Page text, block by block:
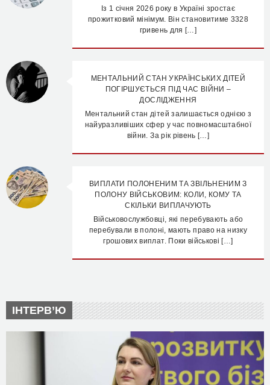
Із 1 січня 2026 року в Україні зростає
прожитковий мінімум. Він становитиме 3328
гривень для […]
МЕНТАЛЬНИЙ СТАН УКРАЇНСЬКИХ ДІТЕЙ
ПОГІРШУЄТЬСЯ ПІД ЧАС ВІЙНИ –
ДОСЛІДЖЕННЯ
Ментальний стан дітей залишається однією з
найуразливіших сфер у час повномасштабної
війни. За рік рівень […]
ВИПЛАТИ ПОЛОНЕНИМ ТА ЗВІЛЬНЕНИМ З
ПОЛОНУ ВІЙСЬКОВИМ: КОЛИ, КОМУ ТА
СКІЛЬКИ ВИПЛАЧУЮТЬ
Військовослужбовці, які перебувають або
перебували в полоні, мають право на низку
грошових виплат. Поки військові […]
ІНТЕРВ’Ю